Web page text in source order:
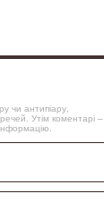
чи антипіару,
Утім коментарі –